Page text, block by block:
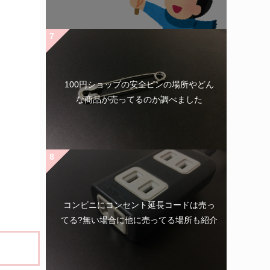
100円ショップの安全ピンの場所やどん
な商品が売ってるのか調べました
コンビニにコンセント延長コードは売っ
てる?無い場合に他に売ってる場所も紹介